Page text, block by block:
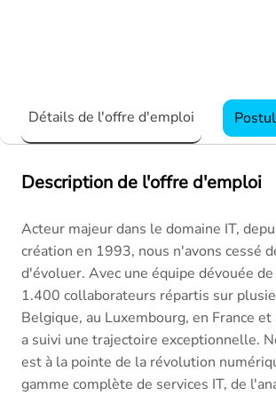
Détails de l'offre d'emploi
Description de l'offre d'emploi
Acteur majeur dans le domaine IT,
création en 1993, nous n'avons cessé
d'évoluer. Avec une équipe dévouée
1.400 collaborateurs répartis sur
Belgique, au Luxembourg, en France et
a suivi une trajectoire exceptionnelle.
est à la pointe de la révolution
gamme complète de services IT, de